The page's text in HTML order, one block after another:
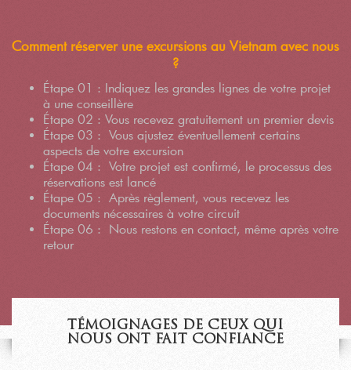
Comment réserver une excursions au Vietnam avec nous
?
Étape 01 : Indiquez les grandes lignes de votre projet
à une conseillère
Étape 02 : Vous recevez gratuitement un premier devis
Étape 03 : Vous ajustez éventuellement certains
aspects de votre excursion
Étape 04 : Votre projet est confirmé, le processus des
réservations est lancé
Étape 05 : Après règlement, vous recevez les
documents nécessaires à votre circuit
Étape 06 : Nous restons en contact, même après votre
retour
TÉMOIGNAGES DE CEUX QUI
NOUS ONT FAIT CONFIANCE